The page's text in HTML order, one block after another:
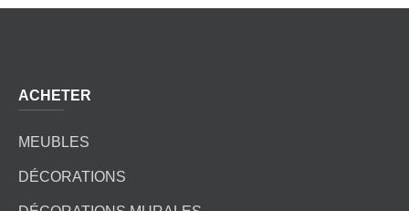
ACHETER
MEUBLES
DÉCORATIONS